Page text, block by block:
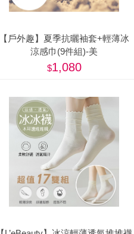
【戶外趣】夏季抗曬袖套+輕薄冰
涼感巾(9件組)-美
1,080